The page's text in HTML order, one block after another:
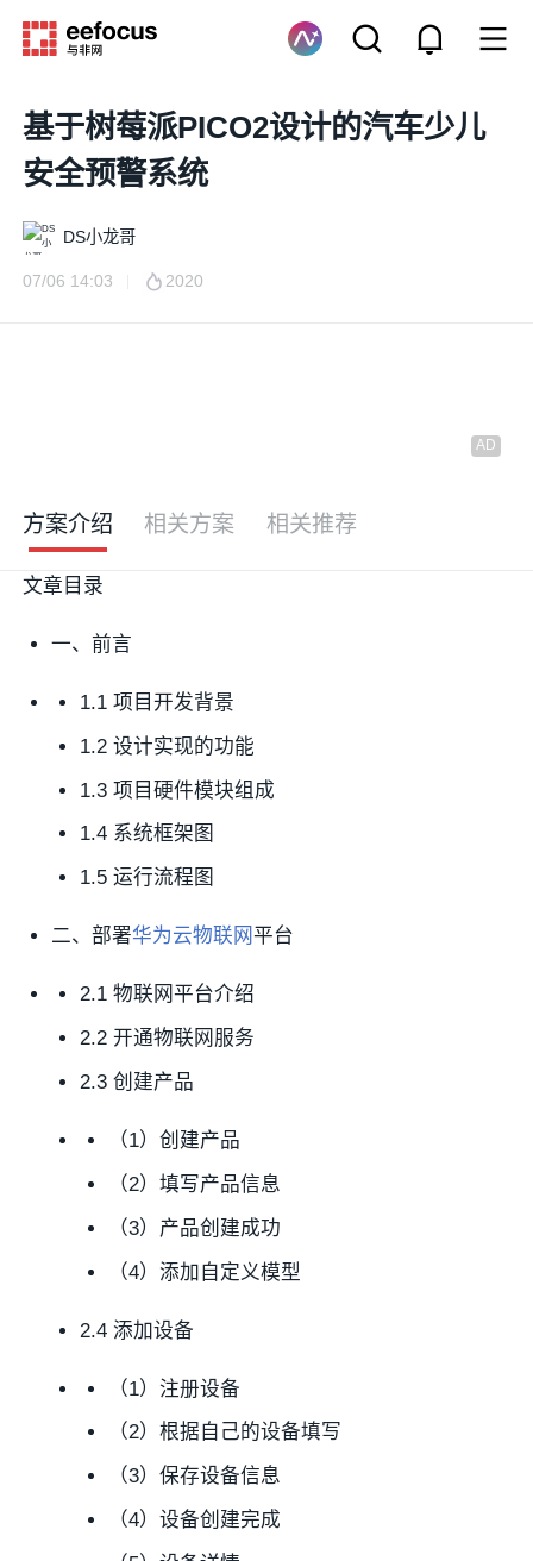
基于树莓派PICO2设计的汽车少儿
安全预警系统
DS小龙哥
07/06 14:03 2020
方案介绍 相关方案 相关推荐
文章目录
一、前言
1.1 项目开发背景
1.2 设计实现的功能
1.3 项目硬件模块组成
1.4 系统框架图
1.5 运行流程图
二、部署华为云物联网平台
2.1 物联网平台介绍
2.2 开通物联网服务
2.3 创建产品
（1）创建产品
（2）填写产品信息
（3）产品创建成功
（4）添加自定义模型
2.4 添加设备
（1）注册设备
（2）根据自己的设备填写
（3）保存设备信息
（4）设备创建完成